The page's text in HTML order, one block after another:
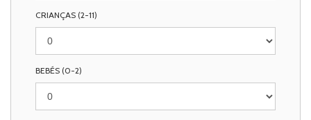
CRIANÇAS (2-11)
BEBÉS (0-2)